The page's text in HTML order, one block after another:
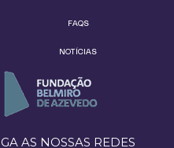
FAQS
NOTÍCIAS
AS NOSSAS REDES